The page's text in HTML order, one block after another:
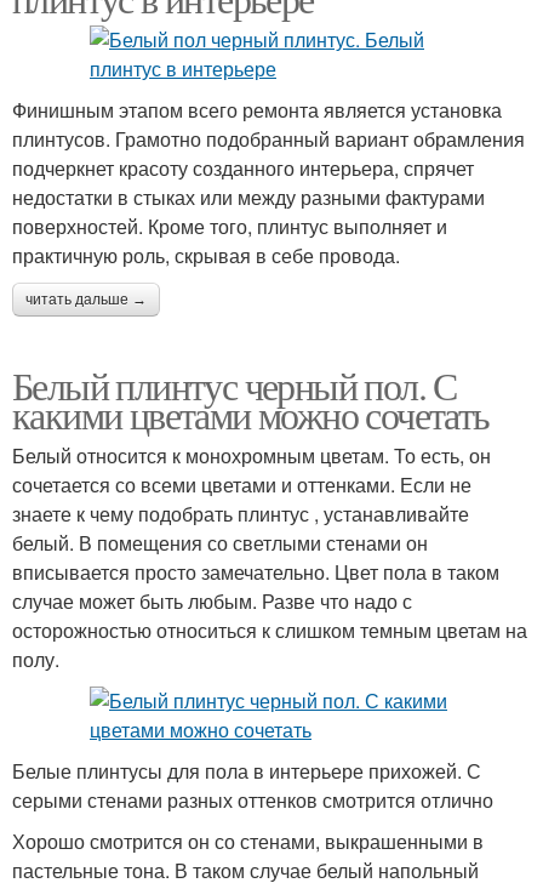
Финишным этапом всего ремонта является установка
плинтусов. Грамотно подобранный вариант обрамления
подчеркнет красоту созданного интерьера, спрячет
недостатки в стыках или между разными фактурами
поверхностей. Кроме того, плинтус выполняет и
практичную роль, скрывая в себе провода.
читать дальше →
Белый плинтус черный пол. С
какими цветами можно сочетать
Белый относится к монохромным цветам. То есть, он
сочетается со всеми цветами и оттенками. Если не
знаете к чему подобрать плинтус , устанавливайте
белый. В помещения со светлыми стенами он
вписывается просто замечательно. Цвет пола в таком
случае может быть любым. Разве что надо с
осторожностью относиться к слишком темным цветам на
полу.
Белые плинтусы для пола в интерьере прихожей. С
серыми стенами разных оттенков смотрится отлично
Хорошо смотрится он со стенами, выкрашенными в
пастельные тона. В таком случае белый напольный